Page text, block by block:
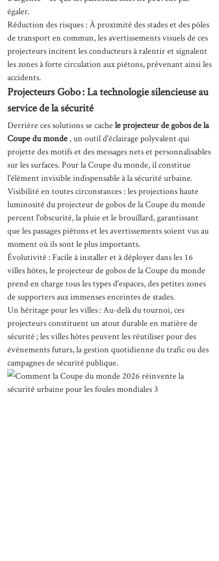
égaler.
Réduction des risques : À proximité des stades et des pôles
de transport en commun, les avertissements visuels de ces
projecteurs incitent les conducteurs à ralentir et signalent
les zones à forte circulation aux piétons, prévenant ainsi les
accidents.
Projecteurs Gobo : La technologie silencieuse au
service de la sécurité
Derrière ces solutions se cache le projecteur de gobos de la
Coupe du monde , un outil d'éclairage polyvalent qui
projette des motifs et des messages nets et personnalisables
sur les surfaces. Pour la Coupe du monde, il constitue
l'élément invisible indispensable à la sécurité urbaine.
Visibilité en toutes circonstances : les projections haute
luminosité du projecteur de gobos de la Coupe du monde
percent l'obscurité, la pluie et le brouillard, garantissant
que les passages piétons et les avertissements soient vus au
moment où ils sont le plus importants.
Évolutivité : Facile à installer et à déployer dans les 16
villes hôtes, le projecteur de gobos de la Coupe du monde
prend en charge tous les types d'espaces, des petites zones
de supporters aux immenses enceintes de stades.
Un héritage pour les villes : Au-delà du tournoi, ces
projecteurs constituent un atout durable en matière de
sécurité ; les villes hôtes peuvent les réutiliser pour des
événements futurs, la gestion quotidienne du trafic ou des
campagnes de sécurité publique.